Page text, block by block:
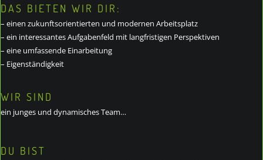
DAS BIETEN WIR DIR:
– einen zukunftsorientierten und modernen Arbeitsplatz
– ein interessantes Aufgabenfeld mit langfristigen Perspektiven
– eine umfassende Einarbeitung
– Eigenständigkeit
WIR SIND
ein junges und dynamisches Team…
DU BIST